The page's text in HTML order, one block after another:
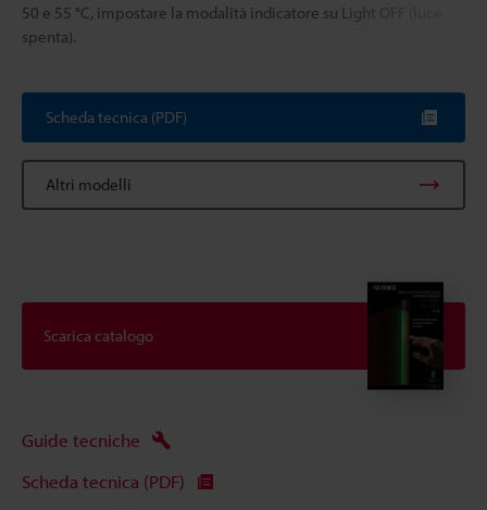
50 e 55 °C, impostare la modalità indicatore su Light OFF (luce
spenta).
Scheda tecnica (PDF)
Altri modelli
Scarica catalogo
Guide tecniche
Scheda tecnica (PDF)